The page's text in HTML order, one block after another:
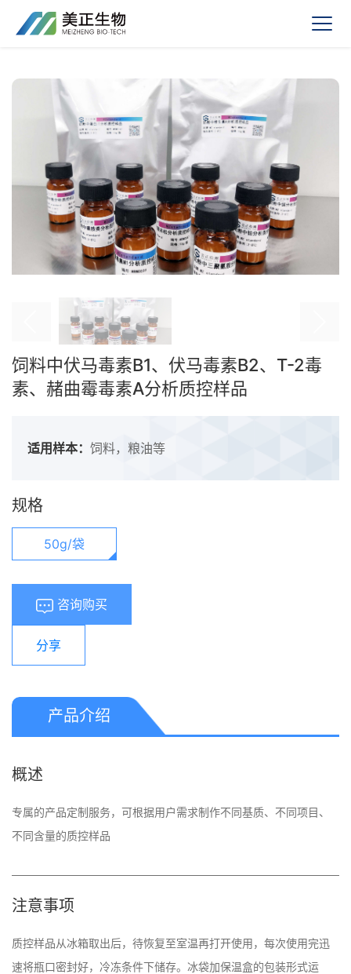
饲料中伏马毒素B1、伏马毒素B2、T-2毒
素、赭曲霉毒素A分析质控样品
适用样本： 饲料，粮油等
规格
50g/袋
咨询购买
分享
产品介绍
概述
专属的产品定制服务，可根据用户需求制作不同基质、不同项目、
不同含量的质控样品
注意事项
质控样品从冰箱取出后，待恢复至室温再打开使用，每次使用完迅
速将瓶口密封好，冷冻条件下储存。冰袋加保温盒的包装形式运